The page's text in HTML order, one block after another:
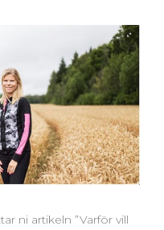
ni artikeln ”Varför vill